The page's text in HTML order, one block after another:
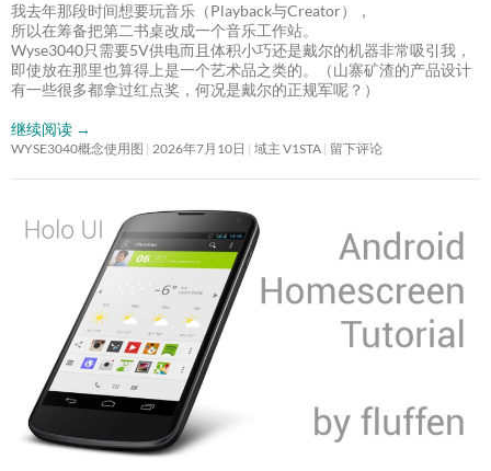
我去年那段时间想要玩音乐（Playback与Creator），
所以在筹备把第二书桌改成一个音乐工作站。
Wyse3040只需要5V供电而且体积小巧还是戴尔的机器非常吸引我，
即使放在那里也算得上是一个艺术品之类的。（山寨矿渣的产品设计
有一些很多都拿过红点奖，何况是戴尔的正规军呢？）
继续阅读 →
WYSE3040概念使用图 2026年7月10日 域主 V1STA 留下评论